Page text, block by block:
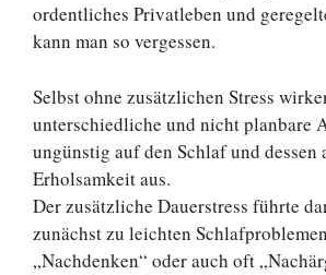
ordentliches Privatleben und
kann man so vergessen.
Selbst ohne zusätzlichen Stress
unterschiedliche und nicht planbare
ungünstig auf den Schlaf und dessen
Erholsamkeit aus.
Der zusätzliche Dauerstress führte
zunächst zu leichten
„Nachdenken“ oder auch oft